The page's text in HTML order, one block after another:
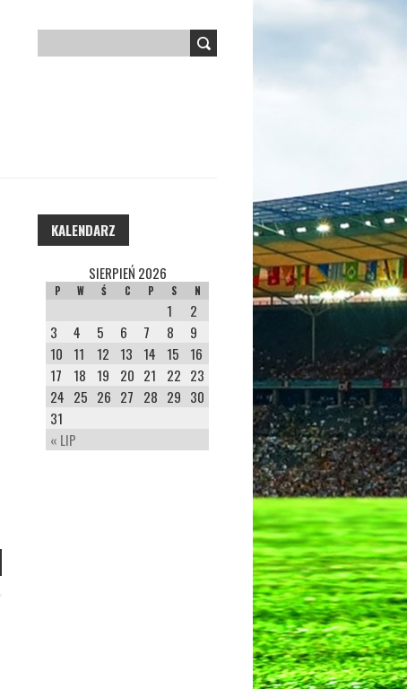
KALENDARZ
SIERPIEŃ 2026
P W Ś C P S N
« LIP
1
2
3
4 5 6 7 8
9
10
11 12 13 14 15
16
17
18 19 20 21 22 23
24 25 26 27 28 29 30
31